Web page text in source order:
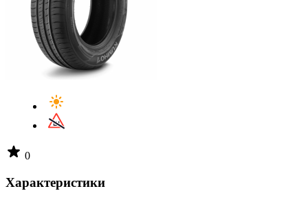
0
Характеристики